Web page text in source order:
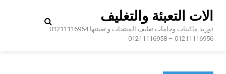
content
الات التعبئة والتغليف
توريد ماكينات وخامات تغليف المنتجات و تعبئتها 01211116954 –
01211116956 – 01211116958